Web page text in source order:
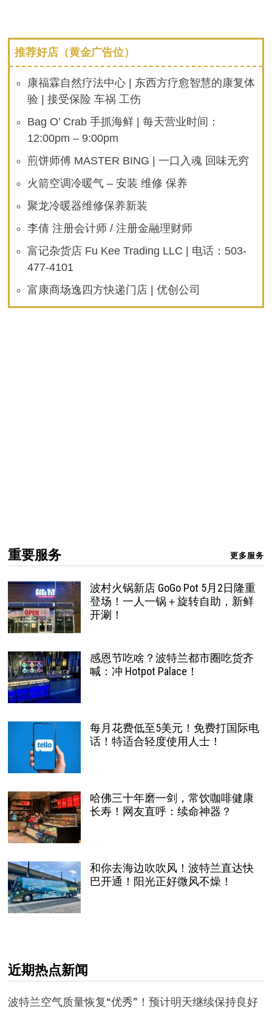
推荐好店（黄金广告位）
康福霖自然疗法中心 | 东西方疗愈智慧的康复体
验 | 接受保险 车祸 工伤
Bag O’ Crab 手抓海鲜 | 每天营业时间：
12:00pm – 9:00pm
煎饼师傅 MASTER BING | 一口入魂 回味无穷
火箭空调冷暖气 – 安装 维修 保养
聚龙冷暖器维修保养新装
李倩 注册会计师 / 注册金融理财师
富记杂货店 Fu Kee Trading LLC | 电话：503-
477-4101
富康商场逸四方快递门店 | 优创公司
重要服务 更多服务
波村火锅新店 GoGo Pot 5月2日隆重
登场！一人一锅＋旋转自助，新鲜
开涮！
感恩节吃啥？波特兰都市圈吃货齐
喊：冲 Hotpot Palace！
每月花费低至5美元！免费打国际电
话！特适合轻度使用人士！
哈佛三十年磨一剑，常饮咖啡健康
长寿！网友直呼：续命神器？
和你去海边吹吹风！波特兰直达快
巴开通！阳光正好微风不燥！
近期热点新闻
波特兰空气质量恢复“优秀”！预计明天继续保持良好